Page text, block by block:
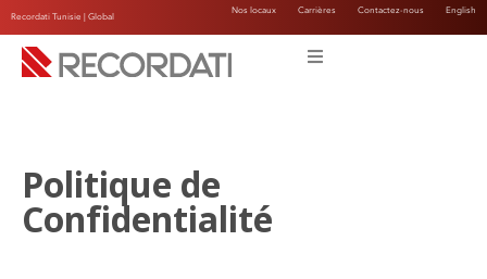
Recordati Tunisie |Global
Nos locaux Carrières Contactez-nous English
Politique de
Confidentialité